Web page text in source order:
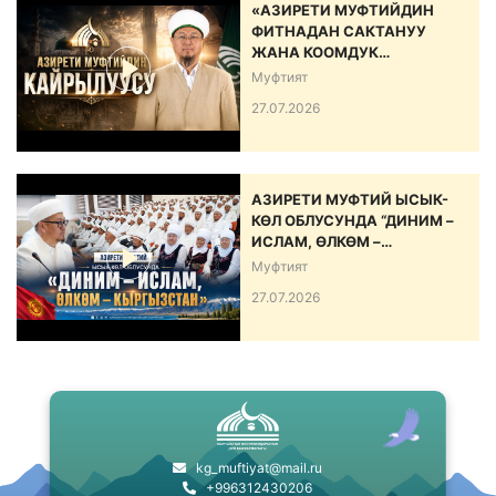
«АЗИРЕТИ МУФТИЙДИН
ФИТНАДАН САКТАНУУ
ЖАНА КООМДУК
ЫНТЫМАКТЫ БЕКЕМДӨӨ
Муфтият
27.07.2026
АЗИРЕТИ МУФТИЙ ЫСЫК-
КӨЛ ОБЛУСУНДА “ДИНИМ –
ИСЛАМ, ӨЛКӨМ –
КЫРГЫЗСТАН” АТТУУ ИШ-
Муфтият
27.07.2026
kg_muftiyat@mail.ru
+996312430206